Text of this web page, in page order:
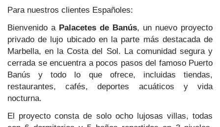
Para nuestros clientes Españoles:
Bienvenido a Palacetes de Banús, un nuevo proyecto
privado de lujo ubicado en la parte más destacada de
Marbella, en la Costa del Sol. La comunidad segura y
cerrada se encuentra a pocos pasos del famoso Puerto
Banús y todo lo que ofrece, incluidas tiendas,
restaurantes, cafés, deportes acuáticos y vida
nocturna.
El proyecto consta de solo ocho lujosas villas, todas